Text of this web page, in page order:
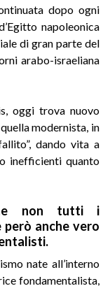
dopo ogni
napoleonica
di gran parte del
arabo-israeliana
oggi trova nuovo
modernista, in
dando vita a
inefficienti quanto
non tutti i
anche vero
nate all’interno
fondamentalista,